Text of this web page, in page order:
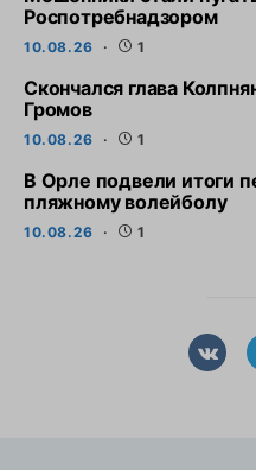
Роспотребнадзором
10.08.26 1
Скончался глава
Громов
10.08.26 1
В Орле подвели итоги
пляжному волейболу
10.08.26 1